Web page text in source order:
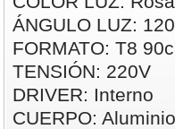
ÁNGULO LUZ:
FORMATO: T8
TENSIÓN: 220V
DRIVER: Interno
CUERPO: Aluminio